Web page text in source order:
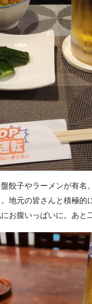
餃子やラーメンが有
地元の皆さんと積極
お腹いっぱいに。あと